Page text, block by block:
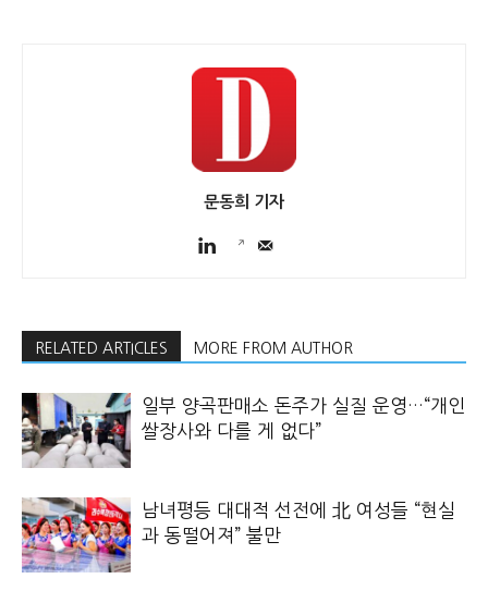
문동희 기자
RELATED ARTICLES MORE FROM AUTHOR
일부 양곡판매소 돈주가 실질 운영…“개인
쌀장사와 다를 게 없다”
남녀평등 대대적 선전에 北 여성들 “현실
과 동떨어져” 불만